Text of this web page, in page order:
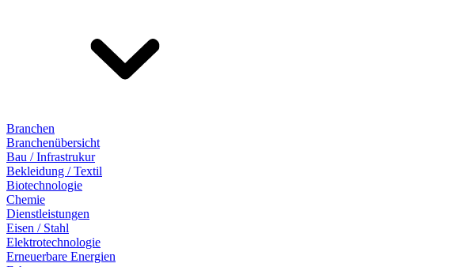
Branchen
Branchenübersicht
Bau / Infrastrukur
Bekleidung / Textil
Biotechnologie
Chemie
Dienstleistungen
Eisen / Stahl
Elektrotechnologie
Erneuerbare Energien